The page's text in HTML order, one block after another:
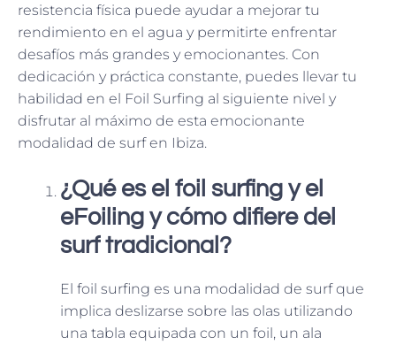
resistencia física puede ayudar a mejorar tu
rendimiento en el agua y permitirte enfrentar
desafíos más grandes y emocionantes. Con
dedicación y práctica constante, puedes llevar tu
habilidad en el Foil Surfing al siguiente nivel y
disfrutar al máximo de esta emocionante
modalidad de surf en Ibiza.
¿Qué es el foil surfing y el
eFoiling y cómo difiere del
surf tradicional?
El foil surfing es una modalidad de surf que
implica deslizarse sobre las olas utilizando
una tabla equipada con un foil, un ala